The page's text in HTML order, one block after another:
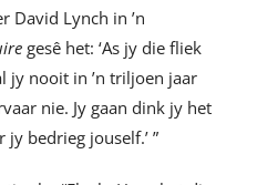
David Lynch in ’n
gesê het: ‘As jy die fliek
jy nooit in ’n triljoen jaar
nie. Jy gaan dink jy het
bedrieg jouself.’ ”